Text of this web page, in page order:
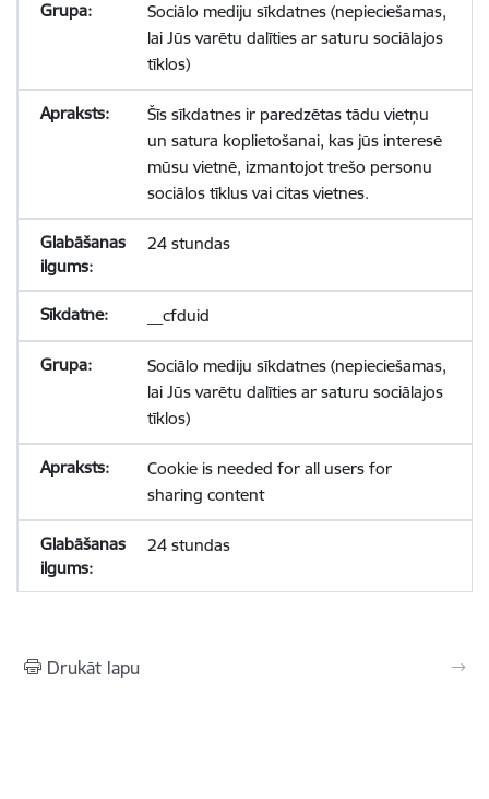
Sociālo mediju sīkdatnes (nepieciešamas,
lai Jūs varētu dalīties ar saturu sociālajos
tīklos)
Šīs sīkdatnes ir paredzētas tādu vietņu
un satura koplietošanai, kas jūs interesē
mūsu vietnē, izmantojot trešo personu
sociālos tīklus vai citas vietnes.
24 stundas
__cfduid
Sociālo mediju sīkdatnes (nepieciešamas,
lai Jūs varētu dalīties ar saturu sociālajos
tīklos)
Cookie is needed for all users for
sharing content
24 stundas
Drukāt lapu